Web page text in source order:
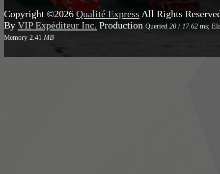
Copyright ©2026Qualité Express All Rights
By VIP Expéditeur Inc. Production Queried 20 / 17.62 ms;
Memory 2.41 MB